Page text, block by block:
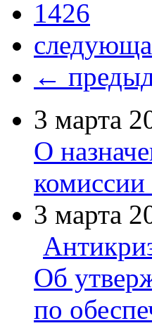
1426
←
3 марта
О
3 марта
Об
по